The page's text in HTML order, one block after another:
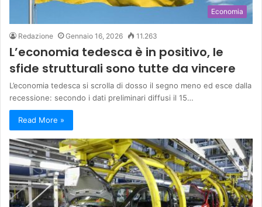
Economia
Redazione Gennaio 16, 2026 11.263
L’economia tedesca è in positivo, le
sfide strutturali sono tutte da vincere
L’economia tedesca si scrolla di dosso il segno meno ed esce dalla
recessione: secondo i dati preliminari diffusi il 15…
Read More »